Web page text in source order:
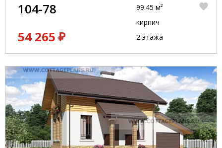
104-78
54 265 ₽
99.45 м²
кирпич
2 этажа